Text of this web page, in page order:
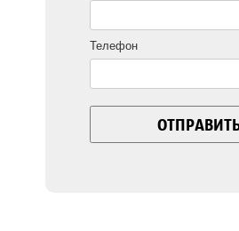
Телефон